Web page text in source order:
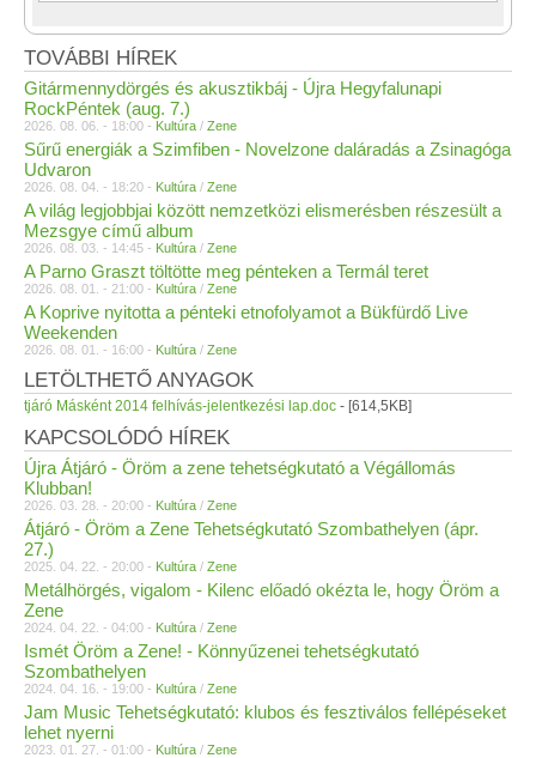
TOVÁBBI HÍREK
Gitármennydörgés és akusztikbáj - Újra Hegyfalunapi
RockPéntek (aug. 7.)
2026. 08. 06. - 18:00 - Kultúra / Zene
Sűrű energiák a Szimfiben - Novelzone daláradás a Zsinagóga
Udvaron
2026. 08. 04. - 18:20 - Kultúra / Zene
A világ legjobbjai között nemzetközi elismerésben részesült a
Mezsgye című album
2026. 08. 03. - 14:45 - Kultúra / Zene
A Parno Graszt töltötte meg pénteken a Termál teret
2026. 08. 01. - 21:00 - Kultúra / Zene
A Koprive nyitotta a pénteki etnofolyamot a Bükfürdő Live
Weekenden
2026. 08. 01. - 16:00 - Kultúra / Zene
LETÖLTHETŐ ANYAGOK
tjáró Másként 2014 felhívás-jelentkezési lap.doc - [614,5KB]
KAPCSOLÓDÓ HÍREK
Újra Átjáró - Öröm a zene tehetségkutató a Végállomás
Klubban!
2026. 03. 28. - 20:00 - Kultúra / Zene
Átjáró - Öröm a Zene Tehetségkutató Szombathelyen (ápr.
27.)
2025. 04. 22. - 20:00 - Kultúra / Zene
Metálhörgés, vigalom - Kilenc előadó okézta le, hogy Öröm a
Zene
2024. 04. 22. - 04:00 - Kultúra / Zene
Ismét Öröm a Zene! - Könnyűzenei tehetségkutató
Szombathelyen
2024. 04. 16. - 19:00 - Kultúra / Zene
Jam Music Tehetségkutató: klubos és fesztiválos fellépéseket
lehet nyerni
2023. 01. 27. - 01:00 - Kultúra / Zene